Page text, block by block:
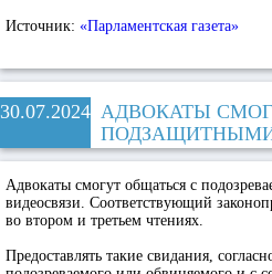
Источник: «Парламентская газета»
30.07.2024 АДВОКАТЫ
Адвокаты смогут общаться с
видеосвязи. Соответствующий
во втором и третьем чтениях.
Предоставлять такие свидания,